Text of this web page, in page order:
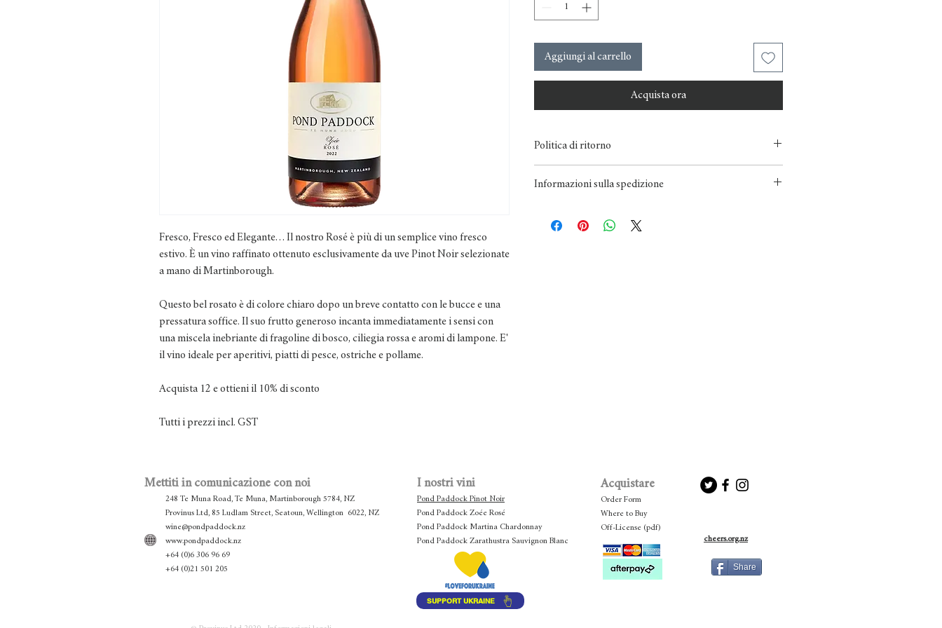
Fresco, Fresco ed Elegante… Il nostro Rosé è più di un semplice vino fresco
estivo. È un vino raffinato ottenuto esclusivamente da uve Pinot Noir selezionate
a mano di Martinborough.
Questo bel rosato è di colore chiaro dopo un breve contatto con le bucce e una
pressatura soffice. Il suo frutto generoso incanta immediatamente i sensi con
una miscela inebriante di fragoline di bosco, ciliegia rossa e aromi di lampone. E'
il vino ideale per aperitivi, piatti di pesce, ostriche e pollame.
Acquista 12 e ottieni il 10% di sconto
Tutti i prezzi incl. GST
Aggiungi al carrello
Acquista ora
Politica di ritorno
dei loro ordini.
dalla consegna.
Informazioni sulla spedizione
spedizione gratuita per 6 bottiglie e oltre. Per spedizioni
Mettiti in comunicazione con noi
248 Te Muna Road, Te Muna, Martinborough 5784, NZ
Provinus Ltd, 85 Ludlam Street, Seatoun, Wellington 6022, NZ
wine@pondpaddock.nz
www.pondpaddock.nz
+64 (0)6 306 96 69
+64 (0)21 501 205
I nostri vini
Pond Paddock Pinot Noir
Pond Paddock Zoée Rosé
Pond Paddock Martina Chardonnay
Pond Paddock Zarathustra Sauvignon Blanc
Acquistare
Order Form
Where to Buy
Off-License (pdf)
cheers.org.nz
Share
SUPPORT UKRAINE